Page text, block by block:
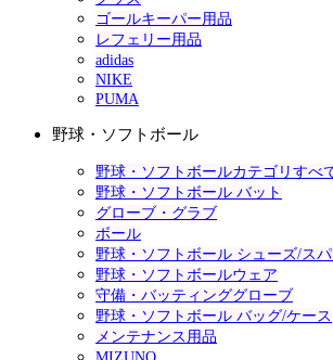
ゴールキーパー用品
レフェリー用品
adidas
NIKE
PUMA
野球・ソフトボール
野球・ソフトボールカテゴリすべ
野球・ソフトボール バット
グローブ・グラブ
ボール
野球・ソフトボール シューズ/スパ
野球・ソフトボールウェア
守備・バッティンググローブ
野球・ソフトボール バッグ/ケース
メンテナンス用品